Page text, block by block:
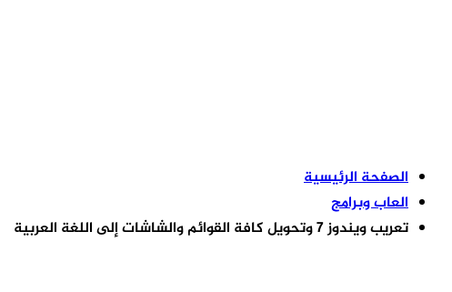
الصفحة الرئيسية
العاب وبرامج
تعريب ويندوز 7 وتحويل كافة القوائم والشاشات إلى اللغة العربية